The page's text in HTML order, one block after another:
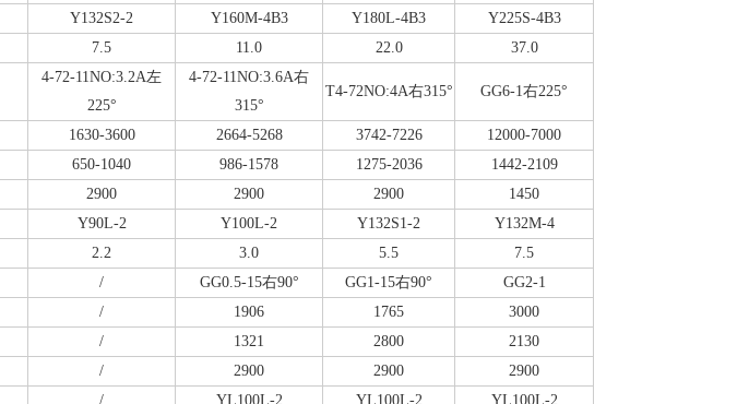
Y132S2-2 Y160M-4B3 Y180L-4B3
Y225S-4B3
7.5 11.0 22.0 37.0
4-72-11NO:3.2A左
225°
4-72-11NO:3.6A右
315°
T4-72NO:4A右315° GG6-1右225°
1630-3600 2664-5268 3742-7226
12000-7000
650-1040 986-1578 1275-2036
1442-2109
2900 2900 2900 1450
Y90L-2 Y100L-2 Y132S1-2
Y132M-4
2.2 3.0 5.5 7.5
/ GG0.5-15右90° GG1-15右90°
GG2-1
/ 1906 1765
3000
/ 1321 2800
2130
/ 2900 2900
2900
/ YL100L-2 YL100L-2 YL100L-2